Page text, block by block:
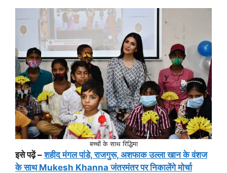
बच्चों के साथ रिद्धिमा
इसे पढ़ें –शहीद मंगल पांडे, राजगुरू, अशफाक उल्ला खान के वंशज
के साथ Mukesh Khanna जंतरमंतर पर निकालेंगे मोर्चा